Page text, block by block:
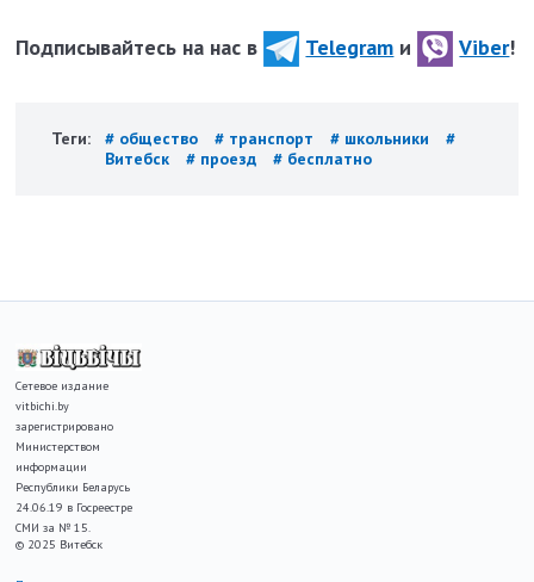
Подписывайтесь на нас в Telegram и Viber!
Теги: # общество # транспорт # школьники
#
Витебск
# проезд # бесплатно
Сетевое издание
vitbichi.by
зарегистрировано
Министерством
информации
Республики Беларусь
24.06.19 в Госреестре
СМИ за № 15.
© 2025 Витебск